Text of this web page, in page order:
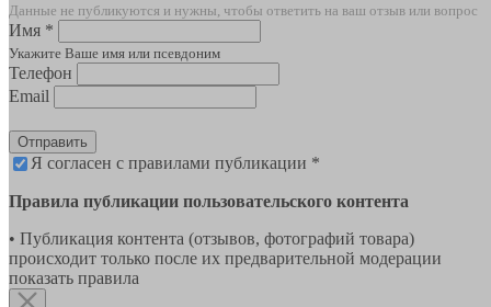
Данные не публикуются и нужны, чтобы ответить на ваш отзыв или вопрос
Имя *
Укажите Ваше имя или псевдоним
Телефон
Email
Отправить
Я согласен с правилами публикации *
Правила публикации пользовательского контента
• Публикация контента (отзывов, фотографий товара)
происходит только после их предварительной модерации
показать правила